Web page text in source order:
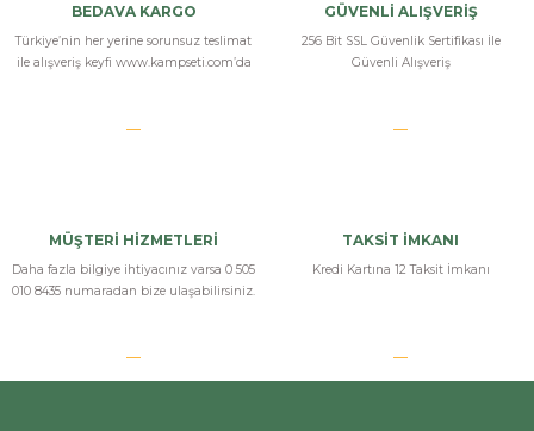
BEDAVA KARGO
Türkiye’nin her yerine sorunsuz teslimat
ile alışveriş keyfi www.kampseti.com’da
GÜVENLİ ALIŞVERİŞ
256 Bit SSL Güvenlik Sertifikası İle
Güvenli Alışveriş
MÜŞTERİ HİZMETLERİ
Daha fazla bilgiye ihtiyacınız varsa 0 505
010 8435 numaradan bize ulaşabilirsiniz.
TAKSİT İMKANI
Kredi Kartına 12 Taksit İmkanı